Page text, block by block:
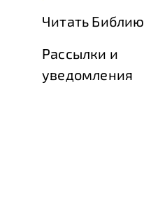
Читать Библию
Рассылки и
уведомления